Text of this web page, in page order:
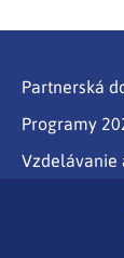
Partnerská
Programy
Vzdelávanie
Program